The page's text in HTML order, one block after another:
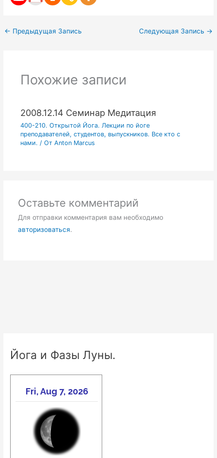
← Предыдущая Запись Следующая Запись →
Похожие записи
2008.12.14 Семинар Медитация
400-210. Открытой Йога. Лекции по йоге
преподавателей, студентов, выпускников. Все кто с
нами. / От Anton Marcus
Оставьте комментарий
Для отправки комментария вам необходимо
авторизоваться.
Йога и Фазы Луны.